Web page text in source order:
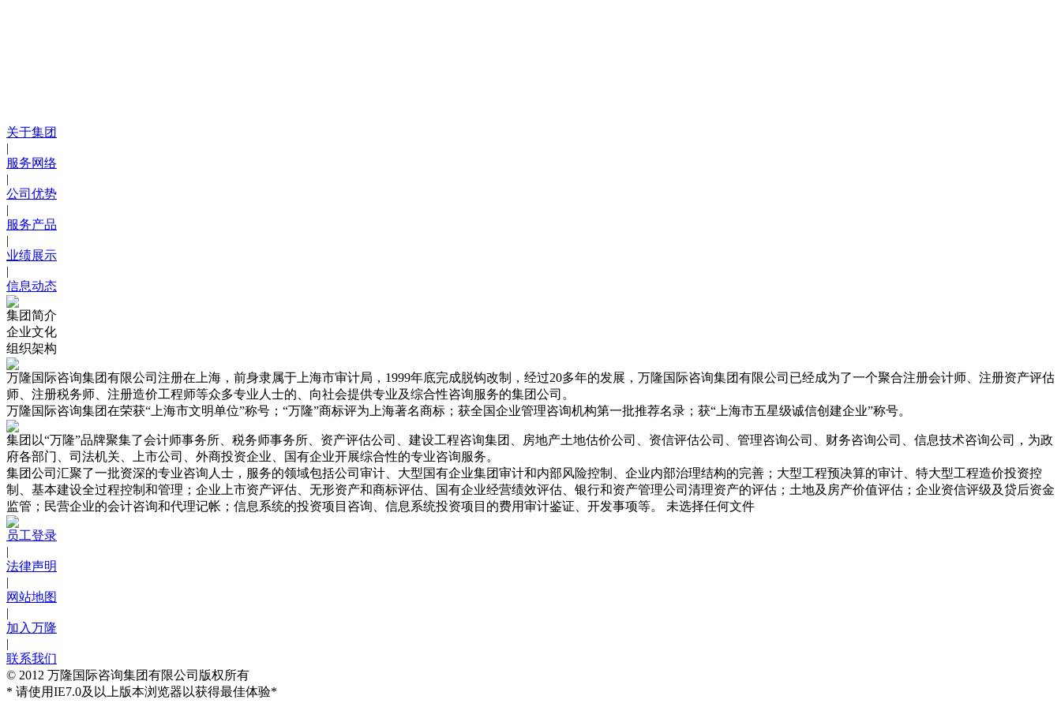
关于集团
|
服务网络
|
公司优势
|
服务产品
|
业绩展示
|
信息动态
集团简介
企业文化
组织架构
万隆国际咨询集团有限公司注册在上海，前身隶属于上海市审计局，1999年底完成脱钩改制，经过20多年的发展，万隆国际咨询集团有限公司已经成为了一个聚合注册会计师、注册资产评估
师、注册税务师、注册造价工程师等众多专业人士的、向社会提供专业及综合性咨询服务的集团公司。
万隆国际咨询集团在荣获“上海市文明单位”称号；“万隆”商标评为上海著名商标；获全国企业管理咨询机构第一批推荐名录；获“上海市五星级诚信创建企业”称号。
集团以“万隆”品牌聚集了会计师事务所、税务师事务所、资产评估公司、建设工程咨询集团、房地产土地估价公司、资信评估公司、管理咨询公司、财务咨询公司、信息技术咨询公司，为政
府各部门、司法机关、上市公司、外商投资企业、国有企业开展综合性的专业咨询服务。
集团公司汇聚了一批资深的专业咨询人士，服务的领域包括公司审计、大型国有企业集团审计和内部风险控制、企业内部治理结构的完善；大型工程预决算的审计、特大型工程造价投资控
制、基本建设全过程控制和管理；企业上市资产评估、无形资产和商标评估、国有企业经营绩效评估、银行和资产管理公司清理资产的评估；土地及房产价值评估；企业资信评级及贷后资金
监管；民营企业的会计咨询和代理记帐；信息系统的投资项目咨询、信息系统投资项目的费用审计鉴证、开发事项等。 未选择任何文件
员工登录
|
法律声明
|
网站地图
|
加入万隆
|
联系我们
© 2012 万隆国际咨询集团有限公司版权所有
* 请使用IE7.0及以上版本浏览器以获得最佳体验*